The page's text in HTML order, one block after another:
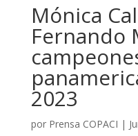
Mónica
Fernando
2023
por Prensa COPACI |